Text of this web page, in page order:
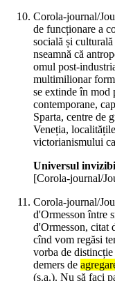
Corola-journal/
de funcționare a
socială și
nseamnă că
omul post-
multimilionar
se extinde în mod
contemporane,
Sparta, centre de
Veneția,
victorianismului
Universul
[Corola-journal/
Corola-journal/
d'Ormesson între
d'Ormesson, citat
cînd vom regăsi
vorba de
demers de
(s.a.). Nu să faci